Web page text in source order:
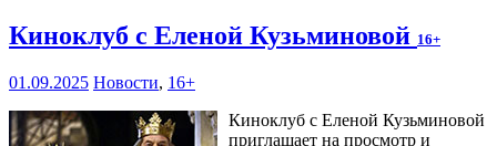
Киноклуб с Еленой Кузьминовой 16+
01.09.2025 Новости, 16+
Киноклуб с Еленой Кузьминовой
приглашает на просмотр и